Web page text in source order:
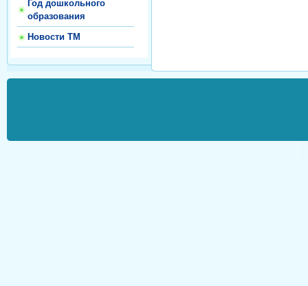
Год дошкольного
образования
Новости ТМ